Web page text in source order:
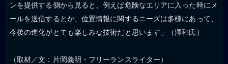
ンを提供する側から見ると、例えば危険なエリアに入った時にメ
ールを送信するとか、位置情報に関するニーズは多様にあって、
今後の進化がとても楽しみな技術だと思います」（澤和氏）
（取材／文：片岡義明・フリーランスライター）